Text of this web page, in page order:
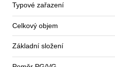
Typové zařazení
Celkový objem
Základní složení